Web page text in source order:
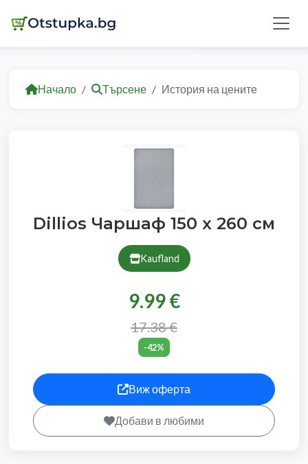
Начало Търсене История на цените
Dillios Чаршаф 150 х 260 см
Kaufland
9.99 €
17.38 €
-42%
Виж оферта
Добави в любими